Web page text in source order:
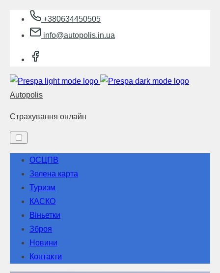
+380634450505
info@autopolis.in.ua
Autopolis
Страхування онлайн
ОСЦПВ
Зелена карта
Туризм
КАСКО
Віньетки
Зброя
Новини
Контакти